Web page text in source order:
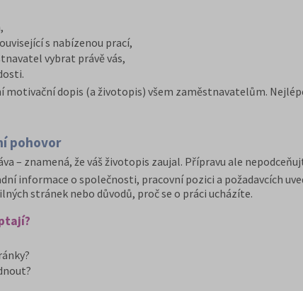
s nabízenou prací,
vybrat právě vás,
motivační dopis (a životopis) všem zaměstnavatelům.
pohovor
– znamená, že váš životopis zaujal. Přípravu ale
informace o společnosti, pracovní pozici a požadavcích
stránek nebo důvodů, proč se o práci ucházíte.